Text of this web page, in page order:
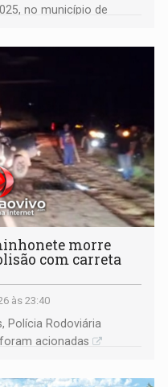
no município de
morre
com carreta
às 23:40
Polícia Rodoviária
acionadas